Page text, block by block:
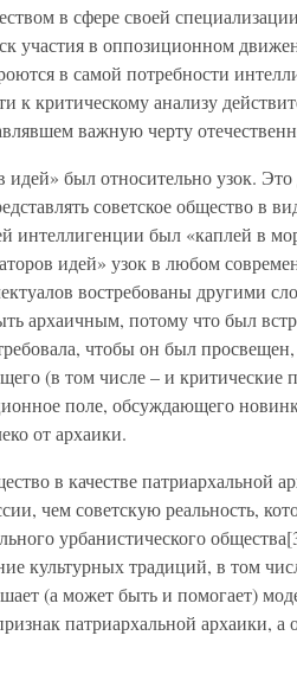
в сфере своей
участия в оппозиционном
в самой потребности
к критическому анализу
важную черту
идей» был относительно узок. Это
советское общество в
интеллигенции был «каплей в
идей» узок в любом
востребованы другими
архаичным, потому что был
чтобы он был просвещен,
(в том числе – и критические
поле, обсуждающего
от архаики.
в качестве патриархальной
чем советскую реальность,
урбанистического
культурных традиций, в том
(а может быть и помогает)
патриархальной архаики, а